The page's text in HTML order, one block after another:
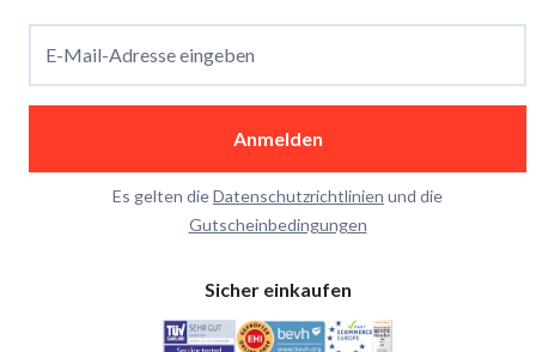
E-Mail-Adresse eingeben
Anmelden
Es gelten dieDatenschutzrichtlinien und die
Gutscheinbedingungen
Sicher einkaufen